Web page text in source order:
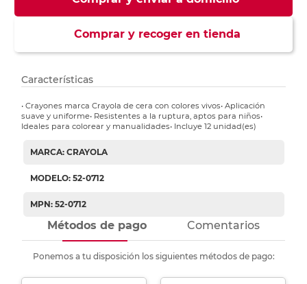
Comprar y recoger en tienda
Características
• Crayones marca Crayola de cera con colores vivos• Aplicación
suave y uniforme• Resistentes a la ruptura, aptos para niños•
Ideales para colorear y manualidades• Incluye 12 unidad(es)
MARCA: CRAYOLA
MODELO: 52-0712
MPN: 52-0712
Métodos de pago Comentarios
Ponemos a tu disposición los siguientes métodos de pago: